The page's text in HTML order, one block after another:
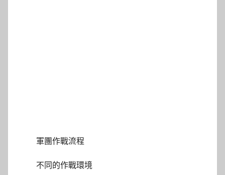
軍團作戰流程
不同的作戰環境